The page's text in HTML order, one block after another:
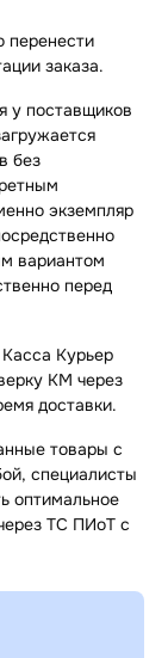
перенести
заказа.
у поставщиков
без
экземпляр
вариантом
перед
Курьер
КМ через
доставки.
товары с
специалисты
оптимальное
ТС ПИоТ с